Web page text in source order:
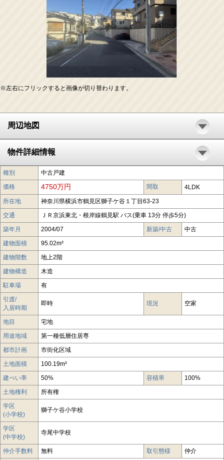
※左右にフリックすると画像が切り替わります。
周辺地図
物件詳細情報
種別
中古戸建
価格
4750万円 間取
4LDK
所在地
神奈川県横浜市鶴見区獅子ケ谷１丁目63-23
交通
ＪＲ京浜東北・根岸線鶴見駅 バス(乗車 13分 停歩5分)
築年月
2004/07 新築/中古
中古
建物面積
95.02m²
建物階数
地上2階
建物構造
木造
駐車場
有
引渡/
入居時期
即時 現況 空家
地目
宅地
用途地域
第一種低層住居専
都市計画
市街化区域
土地面積
100.19m²
建ぺい率
50% 容積率
100%
土地権利
所有権
学区
(小学校)
獅子ケ谷小学校
学区
(中学校)
寺尾中学校
仲介手数料 無料 取引態様 仲介